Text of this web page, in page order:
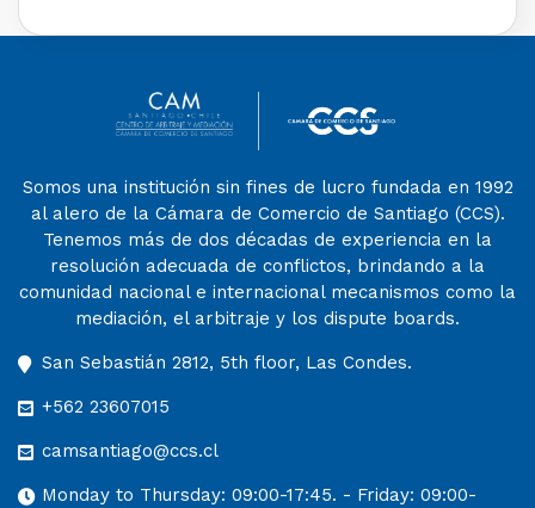
Somos una institución sin fines de lucro fundada en 1992
al alero de la Cámara de Comercio de Santiago (CCS).
Tenemos más de dos décadas de experiencia en la
resolución adecuada de conflictos, brindando a la
comunidad nacional e internacional mecanismos como la
mediación, el arbitraje y los dispute boards.
San Sebastián 2812, 5th floor, Las Condes.
+562 23607015
camsantiago@ccs.cl
Monday to Thursday: 09:00-17:45. - Friday: 09:00-